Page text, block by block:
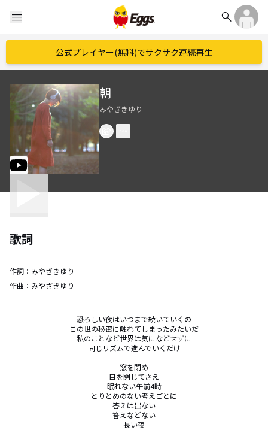
menu search
公式プレイヤー(無料)でサクサク連続再生
朝
みやざきゆり
歌詞
作詞： みやざきゆり
作曲： みやざきゆり
恐ろしい夜はいつまで続いていくの
この世の秘密に触れてしまったみたいだ
私のことなど世界は気になどせずに
同じリズムで進んでいくだけ
窓を閉め
目を閉じてさえ
眠れない午前4時
とりとめのない考えごとに
答えは出ない
答えなどない
長い夜